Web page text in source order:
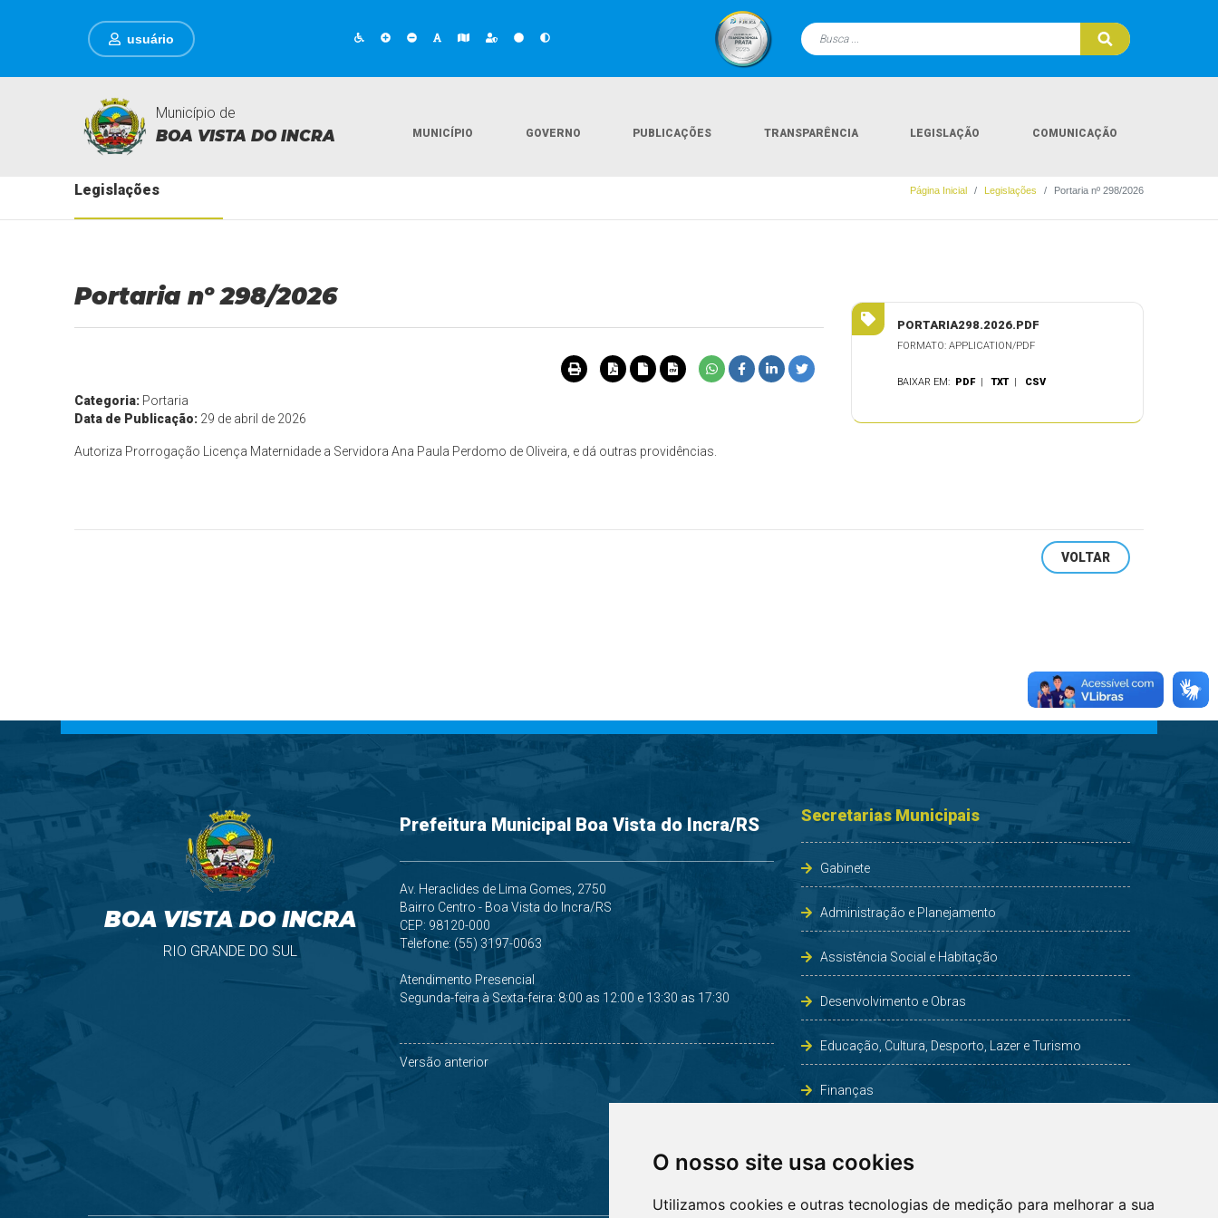
O nosso site usa cookies
Utilizamos cookies e outras tecnologias de medição para melhorar a sua
usuário
Município de
BOA VISTA DO INCRA MUNICÍPIO GOVERNO PUBLICAÇÕES TRANSPARÊNCIA LEGISLAÇÃO COMUNICAÇÃO
Legislações Página Inicial Legislações Portaria nº 298/2026
Portaria nº 298/2026
Categoria: Portaria
Data de Publicação: 29 de abril de 2026
Autoriza Prorrogação Licença Maternidade a Servidora Ana Paula Perdomo de Oliveira, e dá outras providências.
PORTARIA298.2026.PDF
FORMATO: APPLICATION/PDF
BAIXAR EM: PDF |TXT | CSV
VOLTAR
BOA VISTA DO INCRA
RIO GRANDE DO SUL
Prefeitura Municipal Boa Vista do Incra/RS
Av. Heraclides de Lima Gomes, 2750
Bairro Centro - Boa Vista do Incra/RS
CEP: 98120-000
Telefone: (55) 3197-0063
Atendimento Presencial
Segunda-feira à Sexta-feira: 8:00 as 12:00 e 13:30 as 17:30
Versão anterior
Secretarias Municipais
Gabinete
Administração e Planejamento
Assistência Social e Habitação
Desenvolvimento e Obras
Educação, Cultura, Desporto, Lazer e Turismo
Finanças